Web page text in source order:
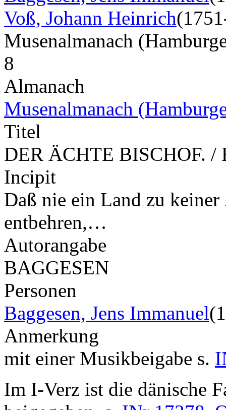
Voß, Johann Heinrich
Musenalmanach
8
Almanach
Musenalmanach
Titel
DER ÄCHTE BISCHOF. /
Incipit
Daß nie ein Land zu
entbehren,…
Autorangabe
BAGGESEN
Personen
Baggesen, Jens Immanuel
Anmerkung
mit einer Musikbeigabe s.
Im I-Verz ist die dänische